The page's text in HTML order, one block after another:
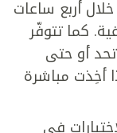
أربع ساعات
كما تتوفّر
أو حتى
أخِذت مباشرة
في